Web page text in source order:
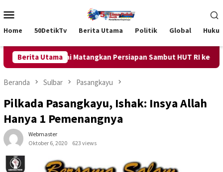
ke
Mobile
Home 50DetikTv Berita Utama Politik Global
Berita Utama
Palu Permai Matangkan Persiapan Sambut HUT RI ke-81
Beranda Sulbar Pasangkayu
Pilkada Pasangkayu, Ishak: Insya Allah
Hanya 1 Pemenangnya
Webmaster
Oktober 6, 2020
623 views